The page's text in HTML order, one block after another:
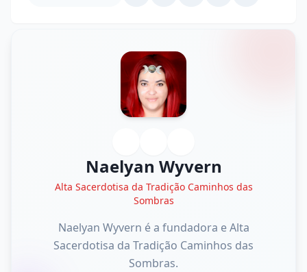
Naelyan Wyvern
Alta Sacerdotisa da Tradição Caminhos das
Sombras
Naelyan Wyvern é a fundadora e Alta
Sacerdotisa da Tradição Caminhos das
Sombras.